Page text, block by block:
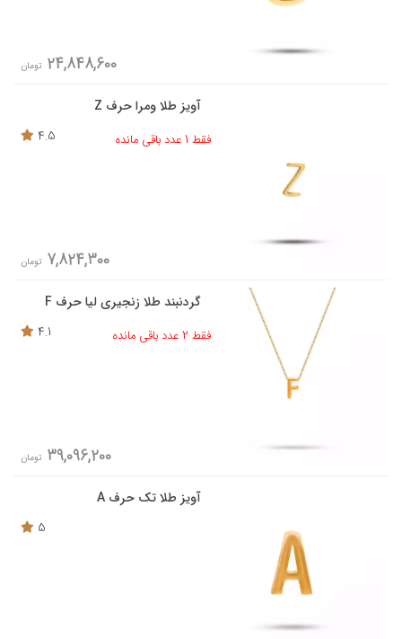
24,848,600 تومان
آویز طلا ومرا حرف Z
فقط 1 عدد باقی مانده
4.5
7,824,300 تومان
گردنبند طلا زنجیری لیا حرف F
فقط 2 عدد باقی مانده
4.1
39,096,200 تومان
آویز طلا تک حرف A
5